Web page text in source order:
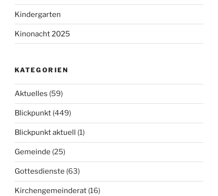
Kindergarten
Kinonacht 2025
KATEGORIEN
Aktuelles (59)
Blickpunkt (449)
Blickpunkt aktuell (1)
Gemeinde (25)
Gottesdienste (63)
Kirchengemeinderat (16)